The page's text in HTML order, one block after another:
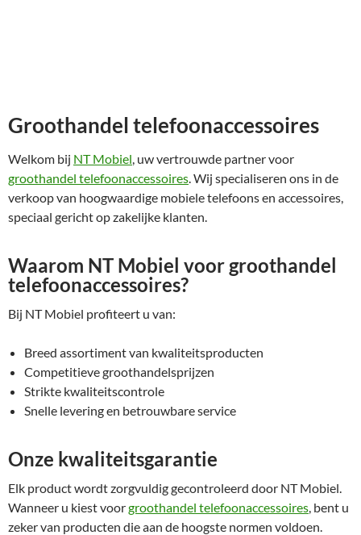
Groothandel telefoonaccessoires
Welkom bij NT Mobiel, uw vertrouwde partner voor
groothandel telefoonaccessoires. Wij specialiseren ons in de
verkoop van hoogwaardige mobiele telefoons en accessoires,
speciaal gericht op zakelijke klanten.
Waarom NT Mobiel voor groothandel
telefoonaccessoires?
Bij NT Mobiel profiteert u van:
Breed assortiment van kwaliteitsproducten
Competitieve groothandelsprijzen
Strikte kwaliteitscontrole
Snelle levering en betrouwbare service
Onze kwaliteitsgarantie
Elk product wordt zorgvuldig gecontroleerd door NT Mobiel.
Wanneer u kiest voorgroothandel telefoonaccessoires, bent u
zeker van producten die aan de hoogste normen voldoen.